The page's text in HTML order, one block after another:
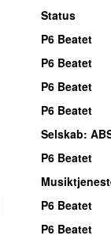
Status
P6 Beatet
P6 Beatet
P6 Beatet
P6 Beatet
Selskab:
P6 Beatet
P6 Beatet
P6 Beatet